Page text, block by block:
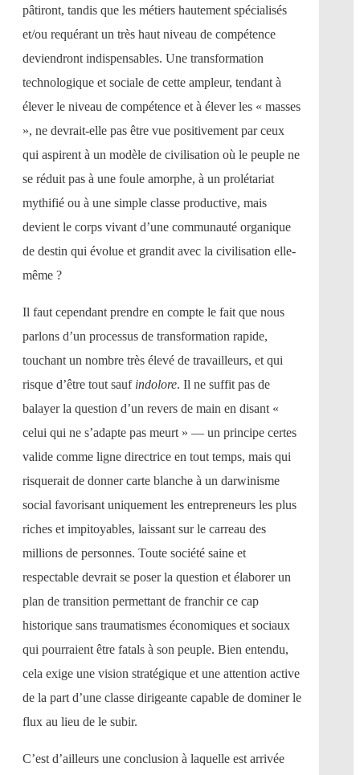
pâtiront, tandis que les métiers hautement spécialisés
et/ou requérant un très haut niveau de compétence
deviendront indispensables. Une transformation
technologique et sociale de cette ampleur, tendant à
élever le niveau de compétence et à élever les « masses
», ne devrait-elle pas être vue positivement par ceux
qui aspirent à un modèle de civilisation où le peuple ne
se réduit pas à une foule amorphe, à un prolétariat
mythifié ou à une simple classe productive, mais
devient le corps vivant d’une communauté organique
de destin qui évolue et grandit avec la civilisation elle-
même ?
Il faut cependant prendre en compte le fait que nous
parlons d’un processus de transformation rapide,
touchant un nombre très élevé de travailleurs, et qui
risque d’être tout sauf indolore. Il ne suffit pas de
balayer la question d’un revers de main en disant «
celui qui ne s’adapte pas meurt » — un principe certes
valide comme ligne directrice en tout temps, mais qui
risquerait de donner carte blanche à un darwinisme
social favorisant uniquement les entrepreneurs les plus
riches et impitoyables, laissant sur le carreau des
millions de personnes. Toute société saine et
respectable devrait se poser la question et élaborer un
plan de transition permettant de franchir ce cap
historique sans traumatismes économiques et sociaux
qui pourraient être fatals à son peuple. Bien entendu,
cela exige une vision stratégique et une attention active
de la part d’une classe dirigeante capable de dominer le
flux au lieu de le subir.
C’est d’ailleurs une conclusion à laquelle est arrivée